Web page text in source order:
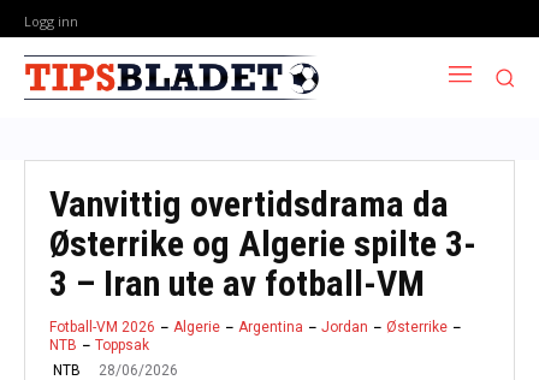
Logg inn
Vanvittig overtidsdrama da
Østerrike og Algerie spilte 3-
3 – Iran ute av fotball-VM
Fotball-VM 2026 Algerie Argentina Jordan
Østerrike
NTB
Toppsak
NTB
28/06/2026